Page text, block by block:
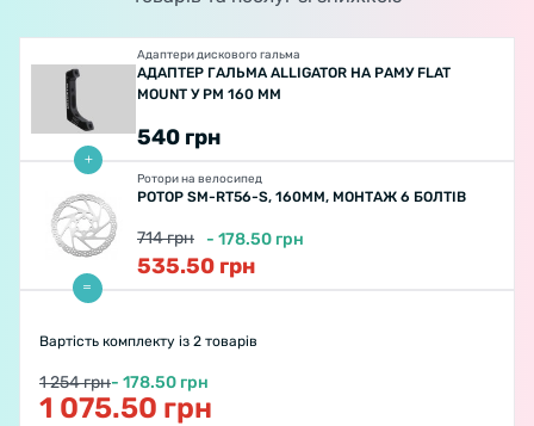
Адаптери дискового гальма
АДАПТЕР ГАЛЬМА ALLIGATOR НА РАМУ FLAT
MOUNT У PM 160 ММ
540 грн
Ротори на велосипед
РОТОР SM-RT56-S, 160ММ, МОНТАЖ 6 БОЛТІВ
714грн - 178.50 грн
535.50 грн
Вартість комплекту із 2 товарів
1 254 грн- 178.50 грн
1 075.50 грн